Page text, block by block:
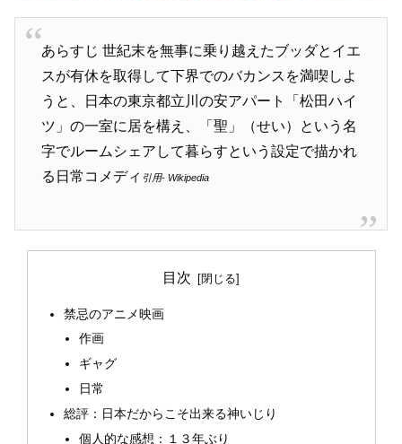
あらすじ 世紀末を無事に乗り越えたブッダとイエ
スが有休を取得して下界でのバカンスを満喫しよ
うと、日本の東京都立川の安アパート「松田ハイ
ツ」の一室に居を構え、「聖」（せい）という名
字でルームシェアして暮らすという設定で描かれ
る日常コメディ 引用- Wikipedia
目次
禁忌のアニメ映画
作画
ギャグ
日常
総評：日本だからこそ出来る神いじり
個人的な感想：１３年ぶり